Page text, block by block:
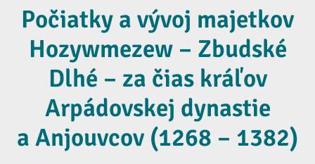
Počiatky a vývoj majetkov
Hozywmezew – Zbudské
Dlhé – za čias kráľov
Arpádovskej dynastie
a Anjouvcov (1268 – 1382)